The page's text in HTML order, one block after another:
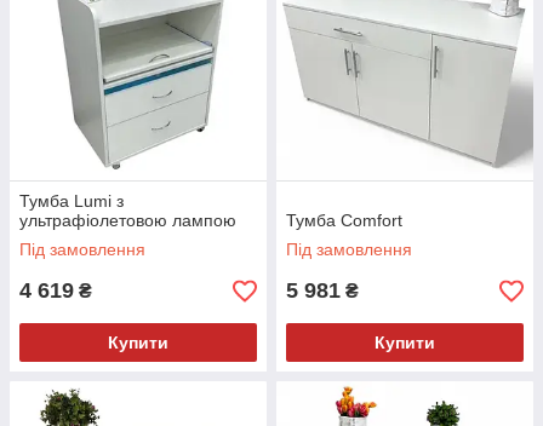
Тумба Lumi з
ультрафіолетовою лампою
Під замовлення
4 619 ₴
Купити
Тумба Comfort
Під замовлення
5 981 ₴
Купити